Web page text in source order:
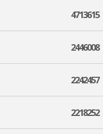
4713615
2446008
2242457
2218252